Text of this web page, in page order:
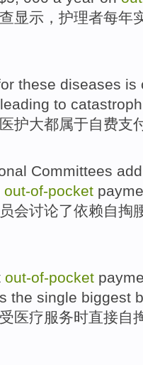
显示 ， 护理者每年
these diseases is
leading to
医护大都属于自费支
Committees
out-of-pocket
会讨论了依赖自掏
out-of-pocket
the single biggest
医疗服务时直接自